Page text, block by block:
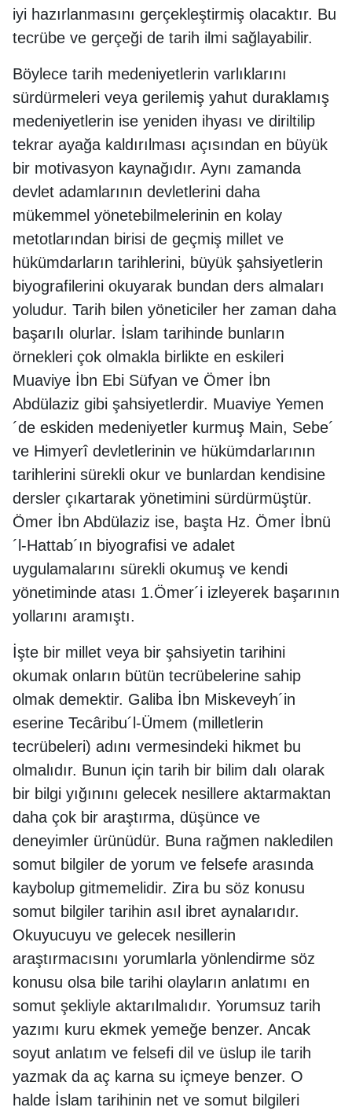
iyi hazırlanmasını gerçekleştirmiş olacaktır. Bu
tecrübe ve gerçeği de tarih ilmi sağlayabilir.
Böylece tarih medeniyetlerin varlıklarını
sürdürmeleri veya gerilemiş yahut duraklamış
medeniyetlerin ise yeniden ihyası ve diriltilip
tekrar ayağa kaldırılması açısından en büyük
bir motivasyon kaynağıdır. Aynı zamanda
devlet adamlarının devletlerini daha
mükemmel yönetebilmelerinin en kolay
metotlarından birisi de geçmiş millet ve
hükümdarların tarihlerini, büyük şahsiyetlerin
biyografilerini okuyarak bundan ders almaları
yoludur. Tarih bilen yöneticiler her zaman daha
başarılı olurlar. İslam tarihinde bunların
örnekleri çok olmakla birlikte en eskileri
Muaviye İbn Ebi Süfyan ve Ömer İbn
Abdülaziz gibi şahsiyetlerdir. Muaviye Yemen
´de eskiden medeniyetler kurmuş Main, Sebe´
ve Himyerî devletlerinin ve hükümdarlarının
tarihlerini sürekli okur ve bunlardan kendisine
dersler çıkartarak yönetimini sürdürmüştür.
Ömer İbn Abdülaziz ise, başta Hz. Ömer İbnü
´l-Hattab´ın biyografisi ve adalet
uygulamalarını sürekli okumuş ve kendi
yönetiminde atası 1.Ömer´i izleyerek başarının
yollarını aramıştı.
İşte bir millet veya bir şahsiyetin tarihini
okumak onların bütün tecrübelerine sahip
olmak demektir. Galiba İbn Miskeveyh´in
eserine Tecâribu´l-Ümem (milletlerin
tecrübeleri) adını vermesindeki hikmet bu
olmalıdır. Bunun için tarih bir bilim dalı olarak
bir bilgi yığınını gelecek nesillere aktarmaktan
daha çok bir araştırma, düşünce ve
deneyimler ürünüdür. Buna rağmen nakledilen
somut bilgiler de yorum ve felsefe arasında
kaybolup gitmemelidir. Zira bu söz konusu
somut bilgiler tarihin asıl ibret aynalarıdır.
Okuyucuyu ve gelecek nesillerin
araştırmacısını yorumlarla yönlendirme söz
konusu olsa bile tarihi olayların anlatımı en
somut şekliyle aktarılmalıdır. Yorumsuz tarih
yazımı kuru ekmek yemeğe benzer. Ancak
soyut anlatım ve felsefi dil ve üslup ile tarih
yazmak da aç karna su içmeye benzer. O
halde İslam tarihinin net ve somut bilgileri